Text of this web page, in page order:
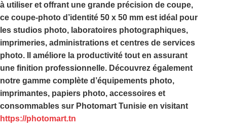
à utiliser et offrant une grande précision de coupe,
ce coupe-photo d’identité 50 x 50 mm est idéal pour
les studios photo, laboratoires photographiques,
imprimeries, administrations et centres de services
photo. Il améliore la productivité tout en assurant
une finition professionnelle. Découvrez également
notre gamme complète d’équipements photo,
imprimantes, papiers photo, accessoires et
consommables sur Photomart Tunisie en visitant
https://photomart.tn